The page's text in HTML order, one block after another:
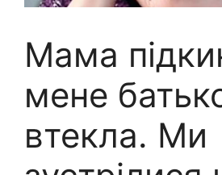
Мама
мене
втекла. Ми